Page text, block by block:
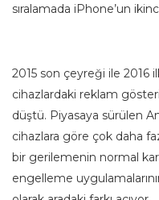
sıralamada iPhone’un
2015 son çeyreği ile 2016
cihazlardaki reklam
düştü. Piyasaya sürülen
cihazlara göre çok daha
bir gerilemenin normal
engelleme